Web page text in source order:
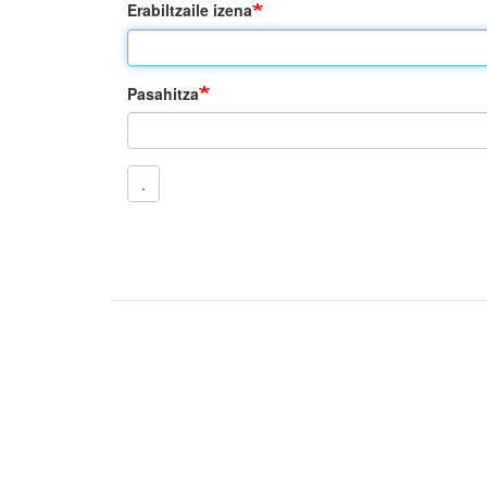
Erabiltzaile izena
Pasahitza
.